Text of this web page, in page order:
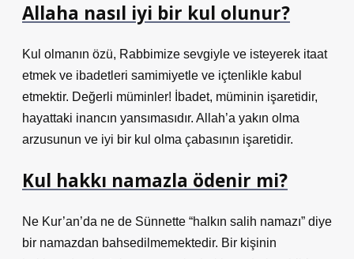
Allaha nasıl iyi bir kul olunur?
Kul olmanın özü, Rabbimize sevgiyle ve isteyerek itaat
etmek ve ibadetleri samimiyetle ve içtenlikle kabul
etmektir. Değerli müminler! İbadet, müminin işaretidir,
hayattaki inancın yansımasıdır. Allah’a yakın olma
arzusunun ve iyi bir kul olma çabasının işaretidir.
Kul hakkı namazla ödenir mi?
Ne Kur’an’da ne de Sünnette “halkın salih namazı” diye
bir namazdan bahsedilmemektedir. Bir kişinin